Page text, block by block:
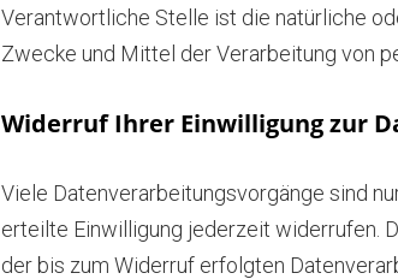
Verantwortliche Stelle ist die natürliche
Zwecke und Mittel der Verarbeitung von
Widerruf Ihrer Einwilligung zur
Viele Datenverarbeitungsvorgänge sind
erteilte Einwilligung jederzeit widerrufen.
der bis zum Widerruf erfolgten